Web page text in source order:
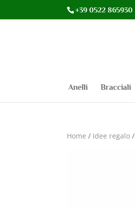
+39 0522 865930
Anelli Bracciali
Home / Idee regalo /